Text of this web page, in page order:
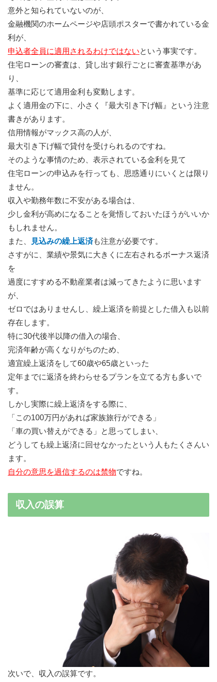
意外と知られていないのが、
金融機関のホームページや店頭ポスターで書かれている金
利が、
申込者全員に適用されるわけではないという事実です。
住宅ローンの審査は、貸し出す銀行ごとに審査基準があ
り、
基準に応じて適用金利も変動します。
よく適用金の下に、小さく
『最大引き下げ幅』
という注意
書きがあります。
信用情報がマックス高の人が、
最大引き下げ幅で貸付を受けられるのですね。
そのような事情のため、表示されている金利を見て
住宅ローンの申込みを行っても、思惑通りにいくとは限り
ません。
収入や勤務年数に不安がある場合は、
少し金利が高めになることを覚悟しておいたほうがいいか
もしれません。
また、
見込みの繰上返済も注意が必要です。
さすがに、業績や景気に大きくに左右されるボーナス返済
を
過度にすすめる不動産業者は減ってきたように思います
が、
ゼロではありませんし、繰上返済を前提とした借入も以前
存在します。
特に30代後半以降の借入の場合、
完済年齢が高くなりがちのため、
適宜繰上返済をして60歳や65歳といった
定年までに返済を終わらせるプランを立てる方も多いで
す。
しかし実際に繰上返済をする際に、
「この100万円があれば家族旅行ができる」
「車の買い替えができる」と思ってしまい、
どうしても繰上返済に回せなかったという人もたくさんい
ます。
自分の意思を過信するのは禁物ですね。
収入の誤算
次いで、収入の誤算です。